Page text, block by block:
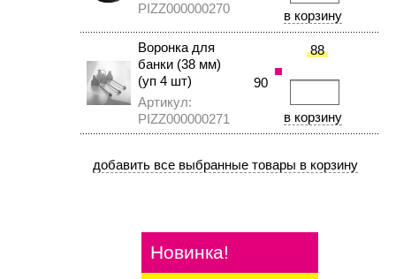
PIZZ000000270
Воронка для
банки (38 мм)
(уп 4 шт)
Артикул:
PIZZ000000271
90
88
Новинка!